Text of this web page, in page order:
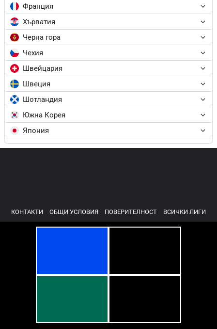
Франция
Хърватия
Черна гора
Чехия
Швейцария
Швеция
Шотландия
Южна Корея
Япония
КОНТАКТИ ОБЩИ УСЛОВИЯ ПОВЕРИТЕЛНОСТ ВСИЧКИ ЛИГИ